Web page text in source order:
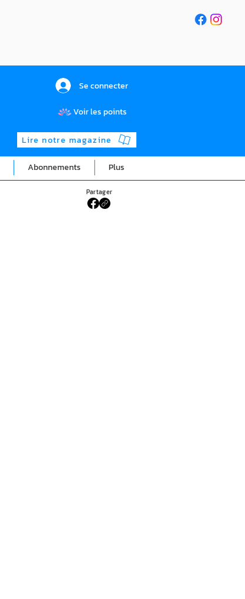
Se connecter
Voir les points
Lire notre magazine
Abonnements Plus
Partager